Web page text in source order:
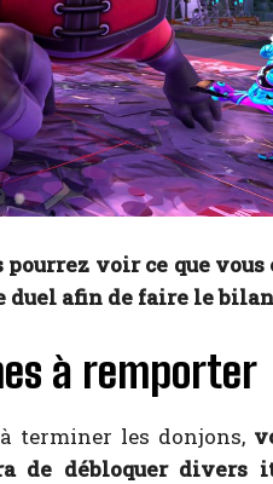
pourrez voir ce que
duel afin de faire le bilan
à remporter
terminer les donjons,
de débloquer divers